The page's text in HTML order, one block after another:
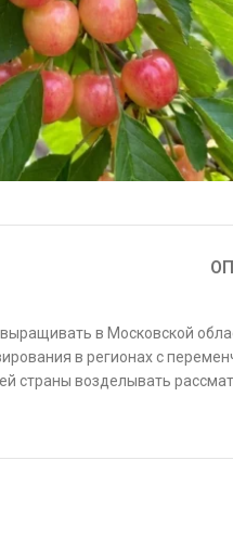
в Московской
в регионах с
страны возделывать